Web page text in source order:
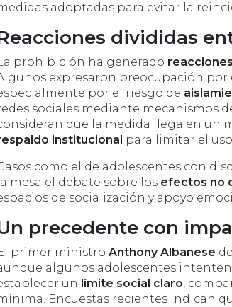
adoptadas para evitar la
divididas
prohibición ha generado
expresaron preocupación por
por el riesgo de
sociales mediante mecanismos
que la medida llega en un
institucional para limitar el
como el de adolescentes con
la mesa el debate sobre los efectos no
de socialización y apoyo
precedente con
primer ministro Anthony Albanese
algunos adolescentes
un límite social claro,
Encuestas recientes indican